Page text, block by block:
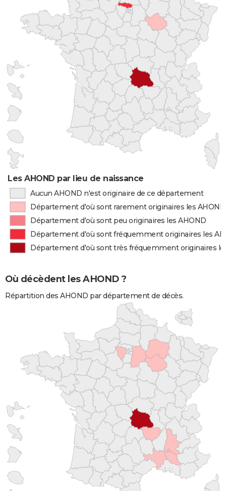
Les AHOND par lieu de naissance
Aucun AHOND n'est originaire de ce département
Département d'où sont rarement originaires les AHOND
Département d'où sont peu originaires les AHOND
Département d'où sont fréquemment originaires les
Département d'où sont très fréquemment originaires
Où décèdent les AHOND ?
Répartition des AHOND par département de décès.